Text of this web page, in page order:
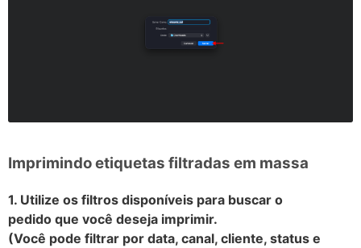
Imprimindo etiquetas filtradas em massa
1. Utilize os filtros disponíveis para buscar o
pedido que você deseja imprimir.
(Você pode filtrar por data, canal, cliente, status e